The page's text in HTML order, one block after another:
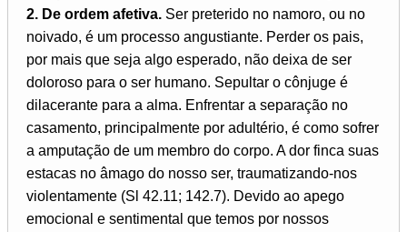
2. De ordem afetiva. Ser preterido no namoro, ou no
noivado, é um processo angustiante. Perder os pais,
por mais que seja algo esperado, não deixa de ser
doloroso para o ser humano. Sepultar o cônjuge é
dilacerante para a alma. Enfrentar a separação no
casamento, principalmente por adultério, é como sofrer
a amputação de um membro do corpo. A dor finca suas
estacas no âmago do nosso ser, traumatizando-nos
violentamente (Sl 42.11; 142.7). Devido ao apego
emocional e sentimental que temos por nossos